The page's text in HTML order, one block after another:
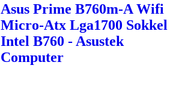
Asus Prime B760m-A Wifi
Micro-Atx Lga1700 Sokkel
Intel B760 - Asustek
Computer